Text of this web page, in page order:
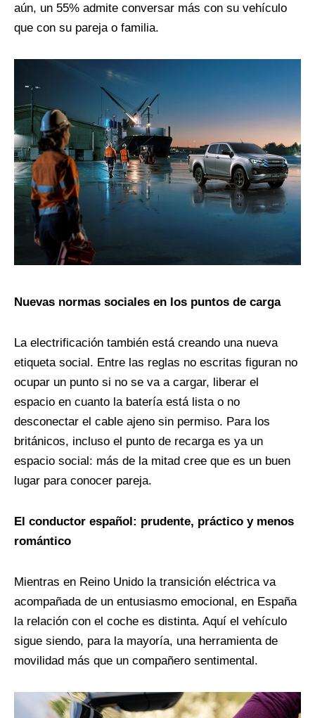
aún, un 55% admite conversar más con su vehículo
que con su pareja o familia.
Nuevas normas sociales en los puntos de carga
La electrificación también está creando una nueva
etiqueta social. Entre las reglas no escritas figuran no
ocupar un punto si no se va a cargar, liberar el
espacio en cuanto la batería está lista o no
desconectar el cable ajeno sin permiso. Para los
británicos, incluso el punto de recarga es ya un
espacio social: más de la mitad cree que es un buen
lugar para conocer pareja.
El conductor español: prudente, práctico y menos
romántico
Mientras en Reino Unido la transición eléctrica va
acompañada de un entusiasmo emocional, en España
la relación con el coche es distinta. Aquí el vehículo
sigue siendo, para la mayoría, una herramienta de
movilidad más que un compañero sentimental.